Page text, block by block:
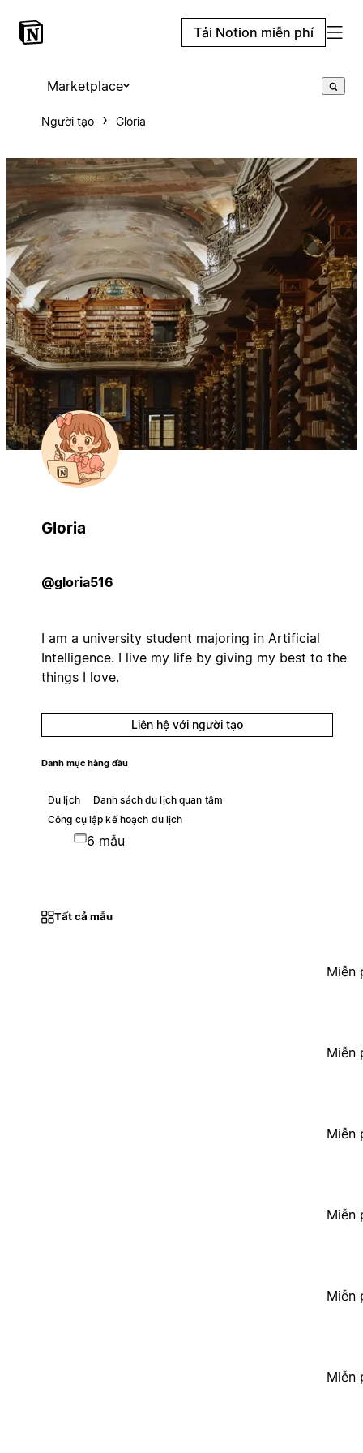
Tải Notion miễn phí
Marketplace
Người tạo Gloria
Gloria
@gloria516
I am a university student majoring in Artificial
Intelligence. I live my life by giving my best to the
things I love.
Liên hệ với người tạo
Danh mục hàng đầu
Du lịch
Danh sách du lịch quan tâm
Công cụ lập kế hoạch du lịch
6 mẫu
Tất cả mẫu
Miễn
Miễn
Miễn
Miễn
Miễn
Miễn